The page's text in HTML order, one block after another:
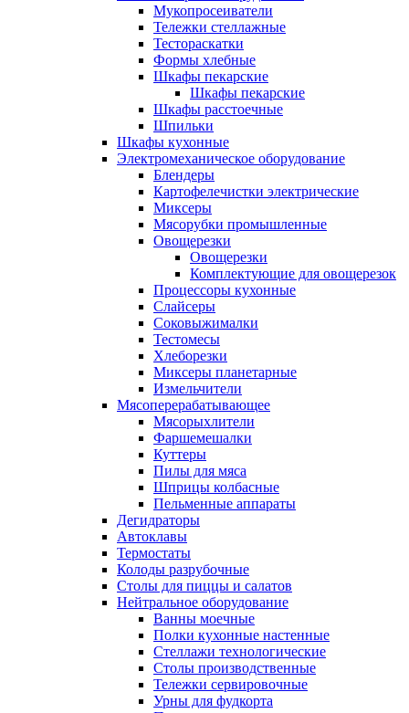
Мукопросеиватели
Тележки стеллажные
Тестораскатки
Формы хлебные
Шкафы пекарские
Шкафы пекарские
Шкафы расстоечные
Шпильки
Шкафы кухонные
Электромеханическое оборудование
Блендеры
Картофелечистки электрические
Миксеры
Мясорубки промышленные
Овощерезки
Овощерезки
Комплектующие для овощерезок
Процессоры кухонные
Слайсеры
Соковыжималки
Тестомесы
Хлеборезки
Миксеры планетарные
Измельчители
Мясоперерабатывающее
Мясорыхлители
Фаршемешалки
Куттеры
Пилы для мяса
Шприцы колбасные
Пельменные аппараты
Дегидраторы
Автоклавы
Термостаты
Колоды разрубочные
Столы для пиццы и салатов
Нейтральное оборудование
Ванны моечные
Полки кухонные настенные
Стеллажи технологические
Столы производственные
Тележки сервировочные
Урны для фудкорта